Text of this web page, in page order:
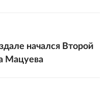
начался Второй
Мацуева